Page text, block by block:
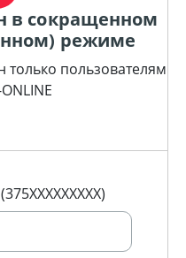
в сокращенном
режиме
только пользователям